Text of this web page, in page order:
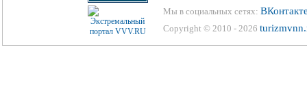
Мы в социальных сетях:
Copyright © 2010 - 2026